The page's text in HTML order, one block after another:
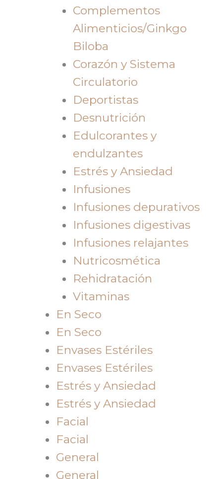
Complementos
Alimenticios/Ginkgo
Biloba
Corazón y Sistema
Circulatorio
Deportistas
Desnutrición
Edulcorantes y
endulzantes
Estrés y Ansiedad
Infusiones
Infusiones depurativos
Infusiones digestivas
Infusiones relajantes
Nutricosmética
Rehidratación
Vitaminas
En Seco
En Seco
Envases Estériles
Envases Estériles
Estrés y Ansiedad
Estrés y Ansiedad
Facial
Facial
General
General